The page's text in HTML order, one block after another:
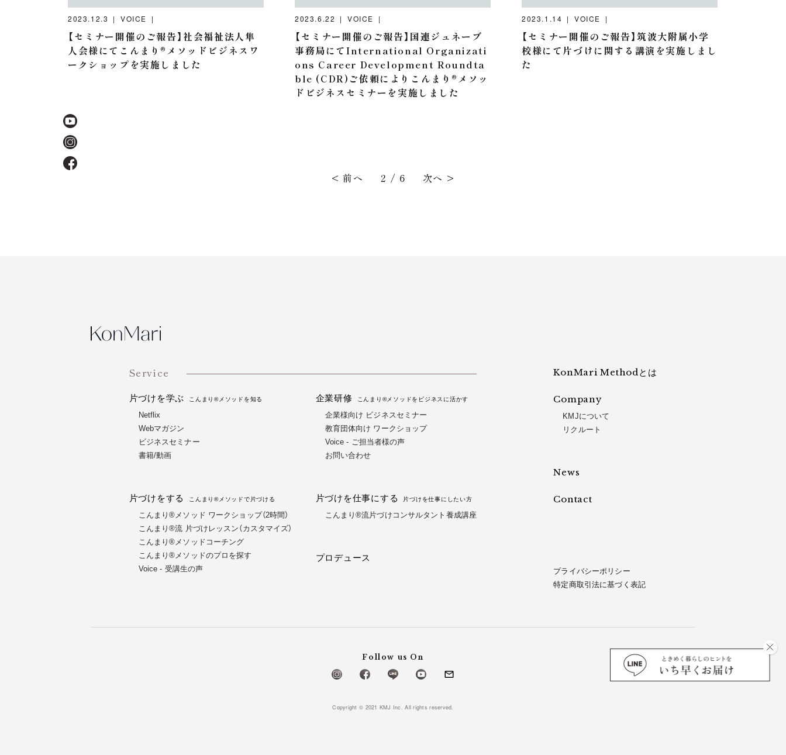
2023.12.3 VOICE
【セミナー開催のご報告】社会福祉法人隼
人会様にてこんまり®メソッドビジネスワ
ークショップを実施しました
2023.6.22 VOICE
【セミナー開催のご報告】国連ジュネーブ
事務局にてInternational Organizati
ons Career Development Roundta
ble (CDR)ご依頼によりこんまり®︎メソッ
ドビジネスセミナーを実施しました
2023.1.14 VOICE
【セミナー開催のご報告】筑波大附属小学
校様にて片づけに関する講演を実施しまし
た
< 前へ 2 / 6 次へ >
Service
片づけを学ぶ こんまり®メソッドを知る
Netflix
Webマガジン
ビジネスセミナー
書籍/動画
片づけをする こんまり®メソッドで片づける
こんまり®メソッド ワークショップ（2時間）
こんまり®流 片づけレッスン（カスタマイズ）
こんまり®メソッドコーチング
こんまり®︎メソッドのプロを探す
Voice - 受講生の声
企業研修 こんまり®メソッドをビジネスに活かす
企業様向け ビジネスセミナー
教育団体向け ワークショップ
Voice - ご担当者様の声
お問い合わせ
片づけを仕事にする 片づけを仕事にしたい方
こんまり®流片づけコンサルタント養成講座
プロデュース
KonMari Methodとは
Company
KMJについて
リクルート
News
Contact
プライバシーポリシー
特定商取引法に基づく表記
Follow us On
Copyright © 2021 KMJ Inc. All rights reserved.